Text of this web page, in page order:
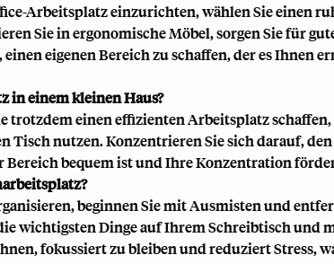
Arbeitsplatz einzurichten, wählen Sie einen
Sie in ergonomische Möbel, sorgen Sie für
eigenen Bereich zu schaffen, der es Ihnen
in einem kleinen Haus?
trotzdem einen effizienten Arbeitsplatz
Tisch nutzen. Konzentrieren Sie sich darauf,
Bereich bequem ist und Ihre Konzentration
beginnen Sie mit Ausmisten und
wichtigsten Dinge auf Ihrem Schreibtisch und
fokussiert zu bleiben und reduziert Stress,